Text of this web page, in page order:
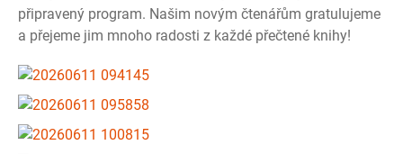
připravený program. Našim novým čtenářům gratulujeme
a přejeme jim mnoho radosti z každé přečtené knihy!